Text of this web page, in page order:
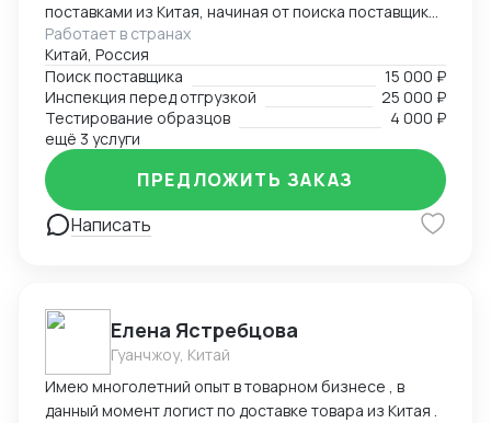
поставками из Китая, начиная от поиска поставщиков
и заканчивая отгрузками в Россию. Поможем найти
лучшего поставщика необходимого товара по
предоставленному техническому заданию.
Работаем с разными товарными группами, как с
товарами народного потребления, так и со
сложными техническими запросами по поставке и
сборке оборудования
Работает в странах
Китай, Россия
Поиск поставщика
15 000 ₽
Инспекция перед отгрузкой
25 000 ₽
Тестирование образцов
4 000 ₽
ещё 3 услуги
Написать
ПРЕДЛОЖИТЬ ЗАКАЗ
Елена Ястребцова
Гуанчжоу, Китай
Имею многолетний опыт в товарном бизнесе , в
данный момент логист по доставке товара из Китая .